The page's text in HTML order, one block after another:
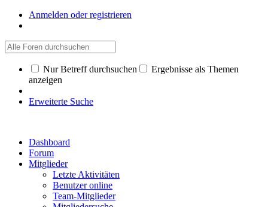
Anmelden oder registrieren
Nur Betreff durchsuchen
Ergebnisse als Themen
anzeigen
Erweiterte Suche
Dashboard
Forum
Mitglieder
Letzte Aktivitäten
Benutzer online
Team-Mitglieder